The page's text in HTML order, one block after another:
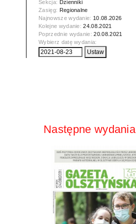
Sekcja: Dzienniki
Zasięg: Regionalne
Najnowsze wydanie: 10.08.2026
Kolejne wydanie:24.08.2021
Poprzednie wydanie:20.08.2021
Wybierz datę wydania:
Następne wydania